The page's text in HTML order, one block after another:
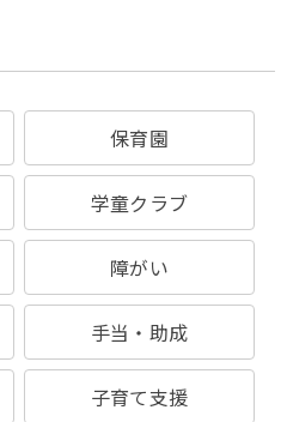
保育園
学童クラブ
障がい
手当・助成
子育て支援